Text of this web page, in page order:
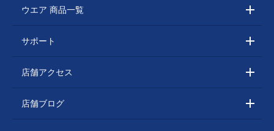
ウエア 商品一覧
サポート
店舗アクセス
店舗ブログ